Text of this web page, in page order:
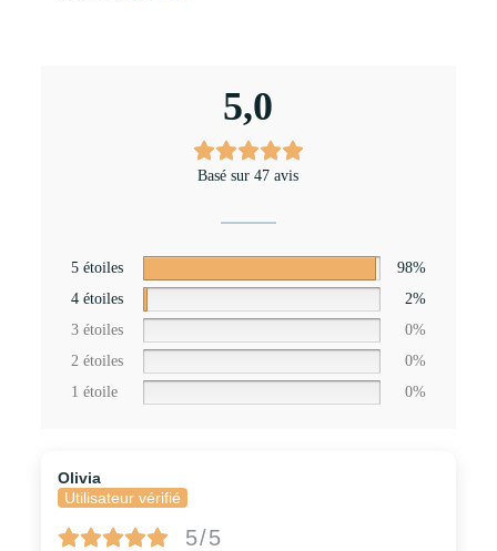
5,0
Basé sur 47 avis
5 étoiles
98%
4 étoiles
2%
3 étoiles
0%
2 étoiles
0%
1 étoile
0%
Olivia
Utilisateur vérifié
5/5